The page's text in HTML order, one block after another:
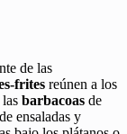
de las
frites reúnen a los
barbacoas de
ensaladas y